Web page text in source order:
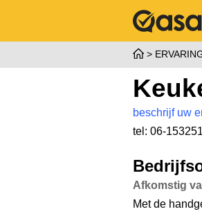
beschrijf uw
tel: 06-
Afkomstig
Met de